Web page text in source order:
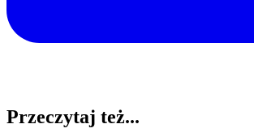
Przeczytaj też...